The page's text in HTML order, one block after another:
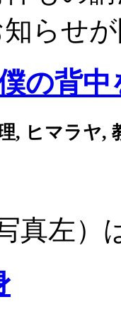
らせ
の背
, ヒマラヤ,
真左）